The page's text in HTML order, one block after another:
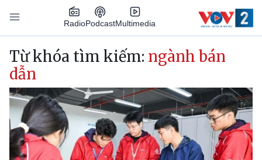
Nhảy đến nội dung
RadioPodcastMultimedia
Main navigation
Từ khóa tìm kiếm: ngành bán
dẫn